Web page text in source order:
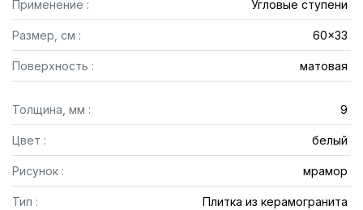
Применение : Угловые ступени
Размер, см : 60x33
Поверхность : матовая
Толщина, мм : 9
Цвет : белый
Рисунок : мрамор
Тип : Плитка из керамогранита